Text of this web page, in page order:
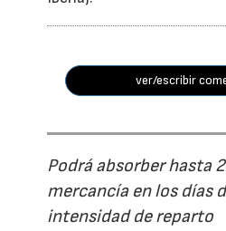
ver/escribir
Podrá absorber hasta
mercancía en los días
intensidad de reparto